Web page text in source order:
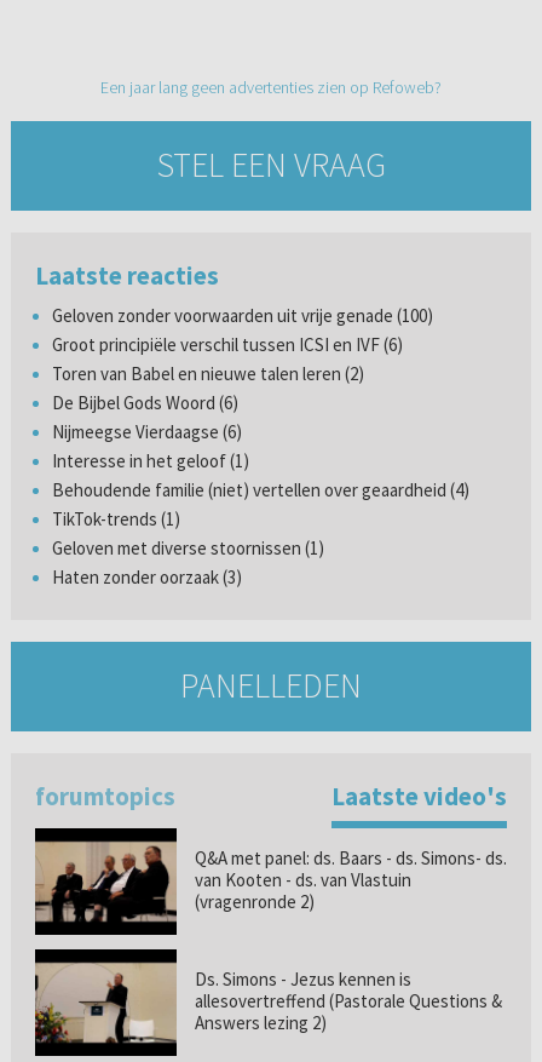
Een jaar lang geen advertenties zien op Refoweb?
STEL EEN VRAAG
Laatste reacties
Geloven zonder voorwaarden uit vrije genade (100)
Groot principiële verschil tussen ICSI en IVF (6)
Toren van Babel en nieuwe talen leren (2)
De Bijbel Gods Woord (6)
Nijmeegse Vierdaagse (6)
Interesse in het geloof (1)
Behoudende familie (niet) vertellen over geaardheid (4)
TikTok-trends (1)
Geloven met diverse stoornissen (1)
Haten zonder oorzaak (3)
PANELLEDEN
forumtopics Laatste video's
Q&A met panel: ds. Baars - ds. Simons- ds.
van Kooten - ds. van Vlastuin
(vragenronde 2)
Ds. Simons - Jezus kennen is
allesovertreffend (Pastorale Questions &
Answers lezing 2)